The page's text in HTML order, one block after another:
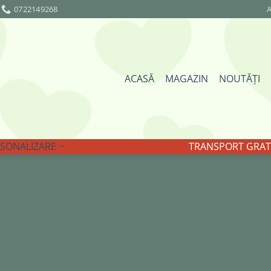
0722149268
ACASĂ MAGAZIN NOUTĂȚI
TRANSPORT